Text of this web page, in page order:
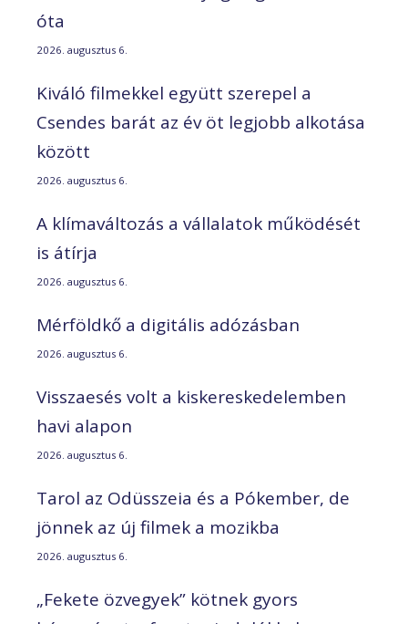
óta
2026. augusztus 6.
Kiváló filmekkel együtt szerepel a
Csendes barát az év öt legjobb alkotása
között
2026. augusztus 6.
A klímaváltozás a vállalatok működését
is átírja
2026. augusztus 6.
Mérföldkő a digitális adózásban
2026. augusztus 6.
Visszaesés volt a kiskereskedelemben
havi alapon
2026. augusztus 6.
Tarol az Odüsszeia és a Pókember, de
jönnek az új filmek a mozikba
2026. augusztus 6.
„Fekete özvegyek” kötnek gyors